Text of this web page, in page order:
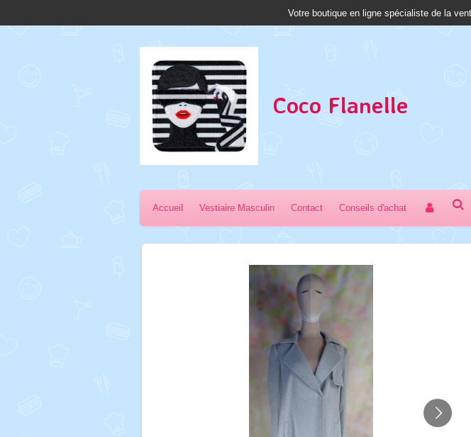
Votre boutique en ligne spécialiste de la
Coco Flanelle
Accueil Vestiaire Masculin Contact Conseils d'achat